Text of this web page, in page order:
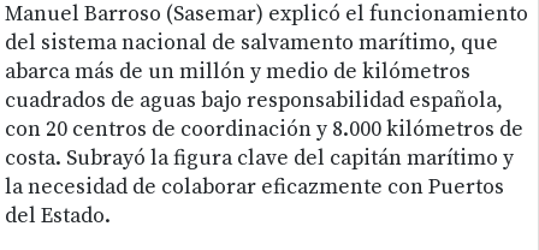
Manuel Barroso (Sasemar) explicó el funcionamiento
del sistema nacional de salvamento marítimo, que
abarca más de un millón y medio de kilómetros
cuadrados de aguas bajo responsabilidad española,
con 20 centros de coordinación y 8.000 kilómetros de
costa. Subrayó la figura clave del capitán marítimo y
la necesidad de colaborar eficazmente con Puertos
del Estado.